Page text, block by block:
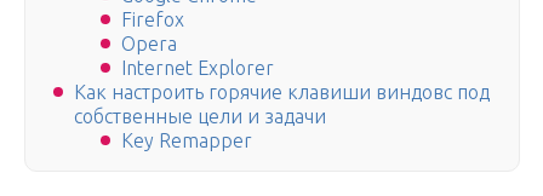
Firefox
Opera
Internet Explorer
Как настроить горячие клавиши виндовс под
собственные цели и задачи
Key Remapper